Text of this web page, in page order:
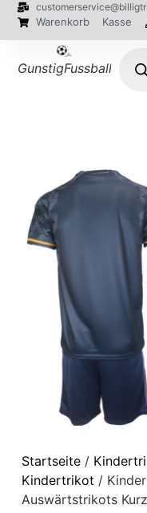
Warenkorb Kasse
GunstigFussballTrikot
Startseite/
Kindertrikot /
Auswärtstrikots